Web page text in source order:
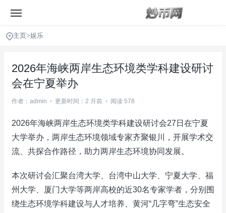
主页>娱乐
2026年海峡两岸生态环境类学科建设研讨
会在宁夏举办
作者：admin • 更新时间：2 月前 • 阅读 578
2026年海峡两岸生态环境类学科建设研讨会27日在宁夏
大学举办，两岸生态环境领域专家齐聚银川，开展学术交
流、共探合作路径，助力两岸生态环境协同发展。
本次研讨会汇聚台湾大学、台湾中山大学、宁夏大学、福
州大学、厦门大学等两岸高校的近30名专家学者，分别围
绕生态环境学科建设与人才培养、黄河“几字弯”生态安全